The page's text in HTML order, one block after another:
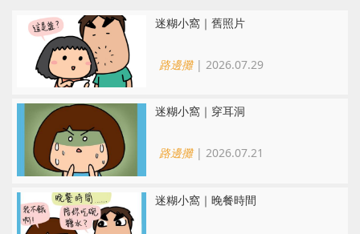
迷糊小窩｜舊照片
路邊攤| 2026.07.29
迷糊小窩｜穿耳洞
路邊攤| 2026.07.21
迷糊小窩｜晚餐時間